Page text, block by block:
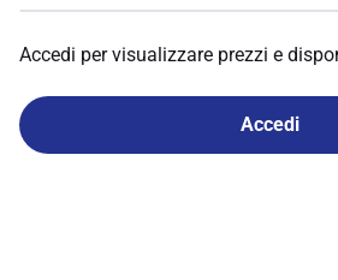
Accedi per visualizzare prezzi e
Accedi